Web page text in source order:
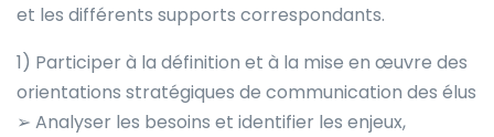
et les différents supports correspondants.
1) Participer à la définition et à la mise en œuvre des
orientations stratégiques de communication des élus
➢ Analyser les besoins et identifier les enjeux,